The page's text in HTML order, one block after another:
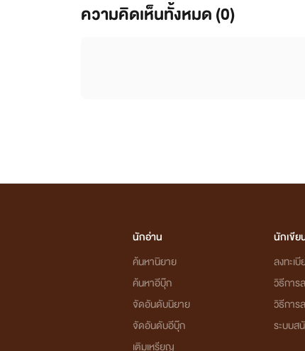
ความคิดเห็นทั้งหมด (0)
นักอ่าน
ค้นหานิยาย
ค้นหาอีบุ๊ก
จัดอันดับนิยาย
จัดอันดับอีบุ๊ก
เติมเหรียญ
นักเขีย
ลงทะเ
วิธีการ
วิธีการ
ระบบส